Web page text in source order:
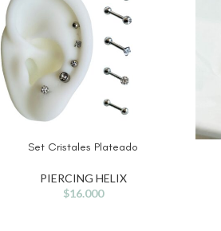
Set Cristales Plateado
PIERCING HELIX
$16.000